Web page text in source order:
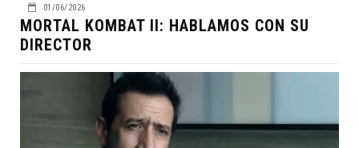
01/06/2026
MORTAL KOMBAT II: HABLAMOS CON SU
DIRECTOR